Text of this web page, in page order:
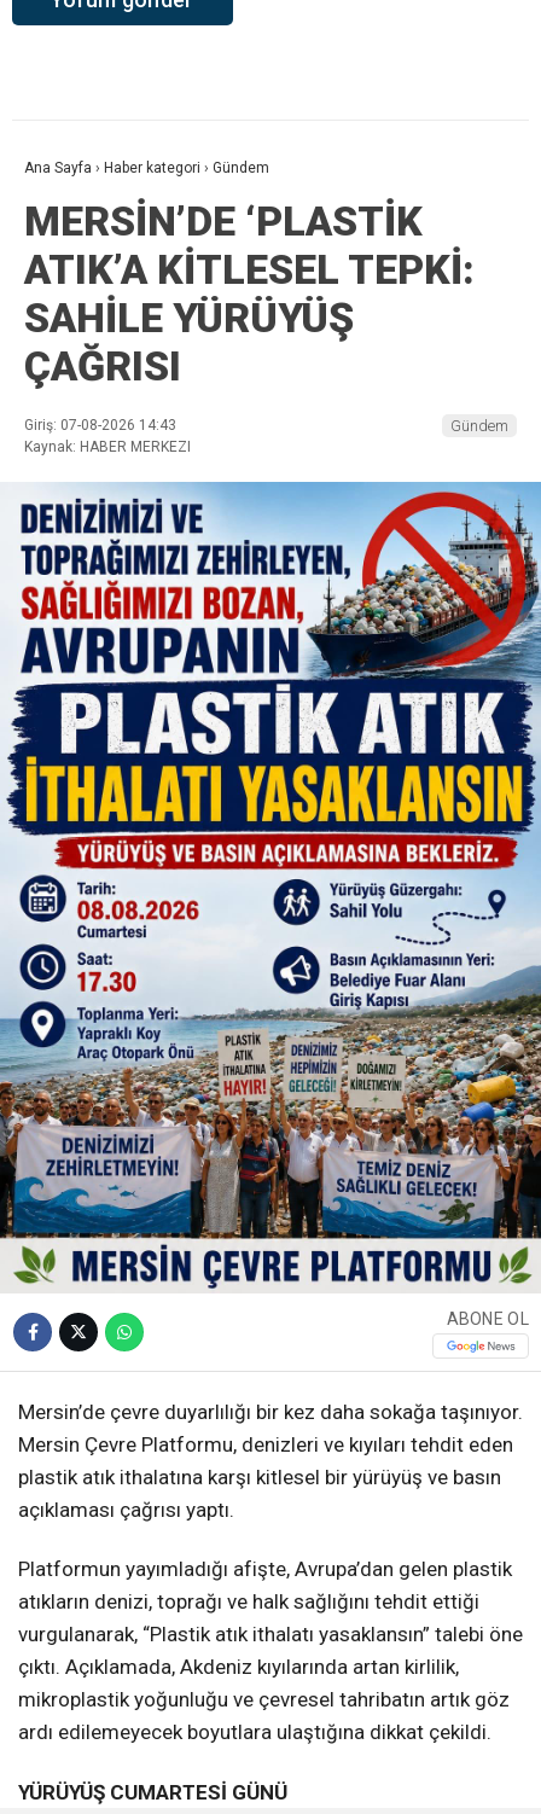
Ana Sayfa › Haber kategori › Gündem
MERSİN’DE ‘PLASTİK
ATIK’A KİTLESEL TEPKİ:
SAHİLE YÜRÜYÜŞ
ÇAĞRISI
Giriş: 07-08-2026 14:43
Kaynak: HABER MERKEZI
Gündem
ABONE OL
Mersin’de çevre duyarlılığı bir kez daha sokağa taşınıyor.
Mersin Çevre Platformu, denizleri ve kıyıları tehdit eden
plastik atık ithalatına karşı kitlesel bir yürüyüş ve basın
açıklaması çağrısı yaptı.
Platformun yayımladığı afişte, Avrupa’dan gelen plastik
atıkların denizi, toprağı ve halk sağlığını tehdit ettiği
vurgulanarak, “Plastik atık ithalatı yasaklansın” talebi öne
çıktı. Açıklamada, Akdeniz kıyılarında artan kirlilik,
mikroplastik yoğunluğu ve çevresel tahribatın artık göz
ardı edilemeyecek boyutlara ulaştığına dikkat çekildi.
YÜRÜYÜŞ CUMARTESİ GÜNÜ